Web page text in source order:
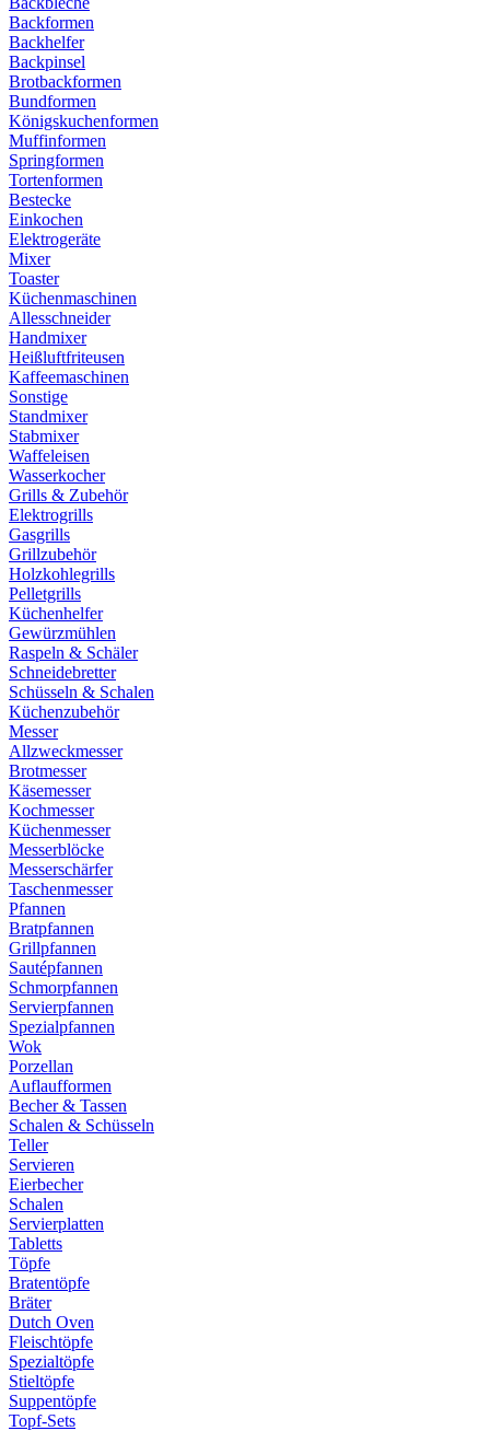
Backformen
Backhelfer
Backpinsel
Brotbackformen
Bundformen
Königskuchenformen
Muffinformen
Springformen
Tortenformen
Bestecke
Einkochen
Elektrogeräte
Mixer
Toaster
Küchenmaschinen
Allesschneider
Handmixer
Heißluftfriteusen
Kaffeemaschinen
Sonstige
Standmixer
Stabmixer
Waffeleisen
Wasserkocher
Grills & Zubehör
Elektrogrills
Gasgrills
Grillzubehör
Holzkohlegrills
Pelletgrills
Küchenhelfer
Gewürzmühlen
Raspeln & Schäler
Schneidebretter
Schüsseln & Schalen
Küchenzubehör
Messer
Allzweckmesser
Brotmesser
Käsemesser
Kochmesser
Küchenmesser
Messerblöcke
Messerschärfer
Taschenmesser
Pfannen
Bratpfannen
Grillpfannen
Sautépfannen
Schmorpfannen
Servierpfannen
Spezialpfannen
Wok
Porzellan
Auflaufformen
Becher & Tassen
Schalen & Schüsseln
Teller
Servieren
Eierbecher
Schalen
Servierplatten
Tabletts
Töpfe
Bratentöpfe
Bräter
Dutch Oven
Fleischtöpfe
Spezialtöpfe
Stieltöpfe
Suppentöpfe
Topf-Sets